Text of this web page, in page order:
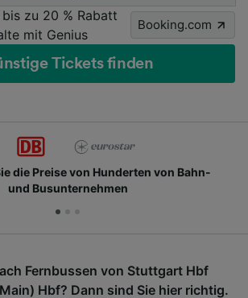
zu 20 % Rabatt
mit Genius
Booking.com
Tickets finden
die Preise von Hunderten von Bahn-
und Busunternehmen
Fernbussen von Stuttgart Hbf
Hbf? Dann sind Sie hier richtig.